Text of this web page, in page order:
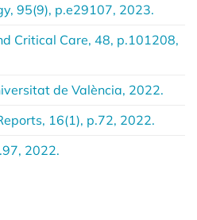
95(9), p.e29107, 2023.
Critical Care, 48, p.101208,
de València, 2022.
16(1), p.72, 2022.
2022.